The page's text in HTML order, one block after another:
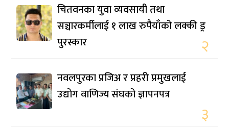
चितवनका युवा व्यवसायी तथा
सञ्चारकर्मीलाई १ लाख रुपैयाँको लक्की ड्र
पुरस्कार
२
नवलपुरका प्रजिअ र प्रहरी प्रमुखलाई
उद्योग वाणिज्य संघको ज्ञापनपत्र
३